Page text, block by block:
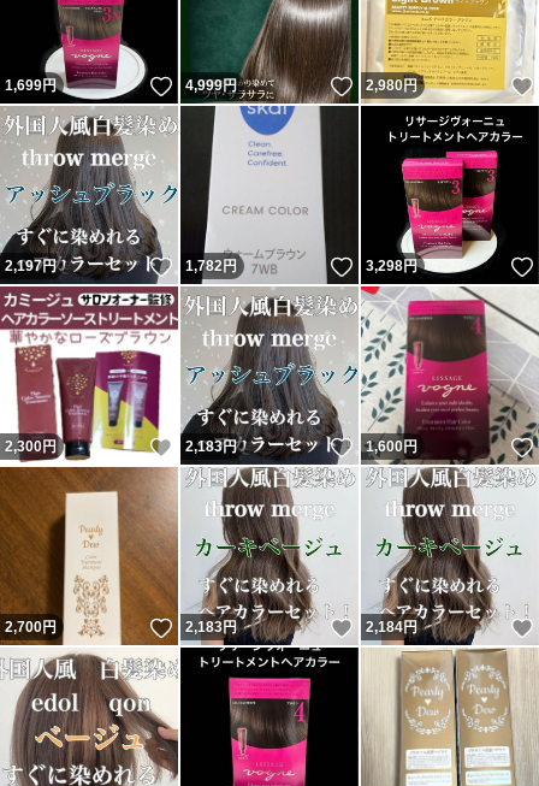
1,699円 いいね！
4,999円 いいね！
2,980円
2,197円 いいね！
1,782円 いいね！
3,298円
2,300円 いいね！
2,183円 いいね！
1,600円
2,700円 いいね！
2,183円 いいね！
2,184円